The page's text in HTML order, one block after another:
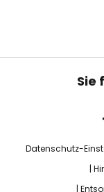
Sie
Datenschutz-